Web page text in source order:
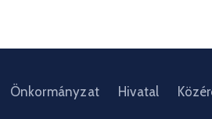
Önkormányzat Hivatal